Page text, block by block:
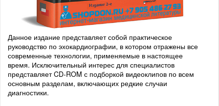
Данное издание представляет собой практическое
руководство по эхокардиографии, в котором отражены все
современные технологии, применяемые в настоящее
время. Исключительный интерес для специалистов
представляет CD-ROM с подборкой видеоклипов по всем
основным разделам, включающих редкие случаи
диагностики.